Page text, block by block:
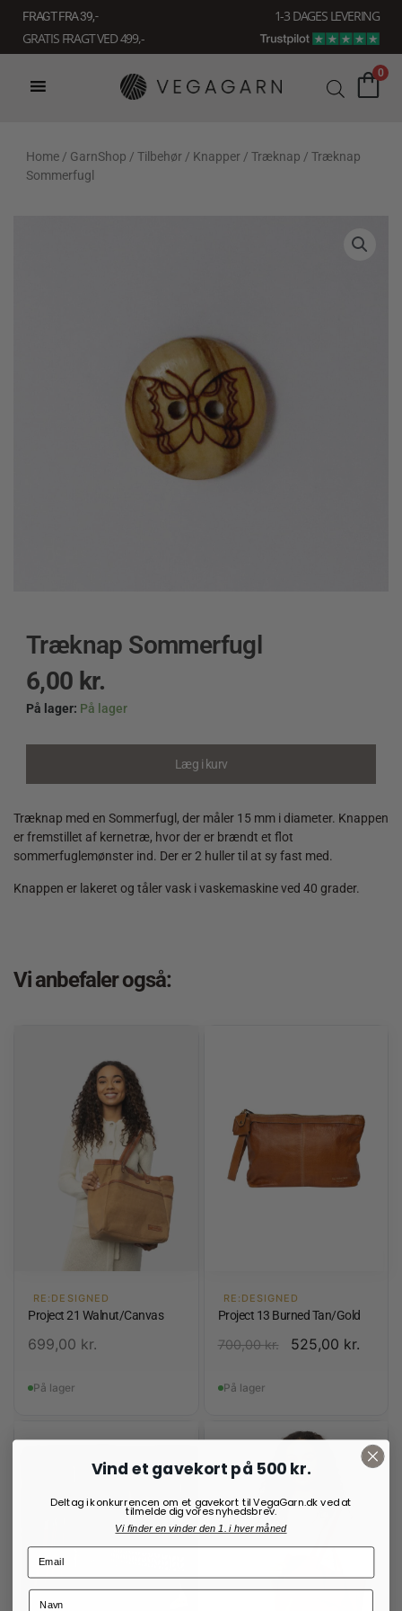
indholdet
FRAGT FRA 39, -
1-3 DAGES LEVERING
GRATIS FRAGT VED 499,-
0
Home / GarnShop / Tilbehør / Knapper / Træknap / Træknap
Sommerfugl
Træknap Sommerfugl
6,00 kr.
På lager: På lager
Træknap
Læg i kurv
Træknap med en Sommerfugl, der måler 15 mm i diameter. Knappen
er fremstillet af kernetræ, hvor der er brændt et flot
sommerfuglemønster ind. Der er 2 huller til at sy fast med.
Knappen er lakeret og tåler vask i vaskemaskine ved 40 grader.
Vi anbefaler også:
RE:DESIGNED
Project 21 Walnut/Canvas
699,00 kr.
På lager
RE:DESIGNED
Project 13 Burned Tan/Gold
700,00kr. 525,00 kr.
På lager
Vind et gavekort på 500 kr.
Deltag i konkurrencen om et gavekort til VegaGarn.dk ved at
tilmelde dig vores nyhedsbrev.
Vi finder en vinder den 1. i hver måned